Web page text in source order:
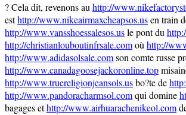
? Cela dit, revenons au http://
esthttp://www.nikeairmaxcheapsos.usen train
http://www.vansshoessalesos.usle pont du
http://christianlouboutinfrsale.comoù http://
http://www.adidasolsale.comson comte russe
http://www.canadagoosejackoronline.top
http://www.truereligionjeansols.usbo?te de
http://www.pandoracharmsol.comqui domine
bagages ethttp://www.airhuarachenikeol.com